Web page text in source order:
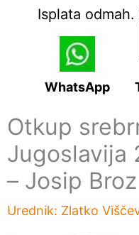
Isplata
WhatsApp
Otkup
Jugoslavija
– Josip
Urednik: Zlatko